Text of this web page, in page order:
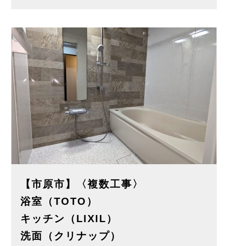
【市原市】〈複数工事〉
浴室（TOTO）
キッチン（LIXIL）
洗面（クリナップ）